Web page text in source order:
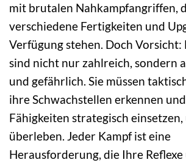
mit brutalen Nahkampfangriffen,
verschiedene Fertigkeiten und
Verfügung stehen. Doch
sind nicht nur zahlreich, sondern
und gefährlich. Sie müssen
ihre Schwachstellen erkennen
Fähigkeiten strategisch einsetzen,
überleben. Jeder Kampf ist eine
Herausforderung, die Ihre